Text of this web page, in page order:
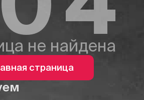
не найдена
страница